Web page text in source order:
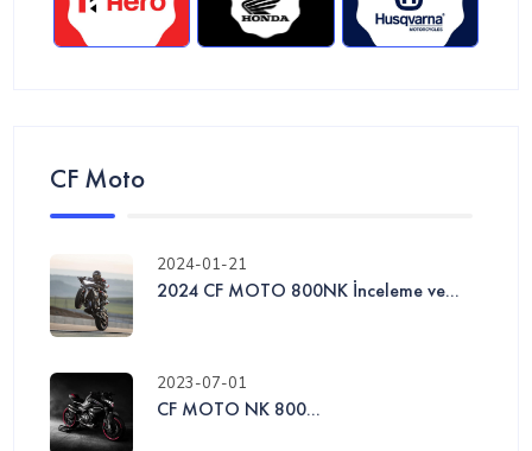
CF Moto
2024-01-21
2024 CF MOTO 800NK İnceleme ve...
2023-07-01
CF MOTO NK 800...